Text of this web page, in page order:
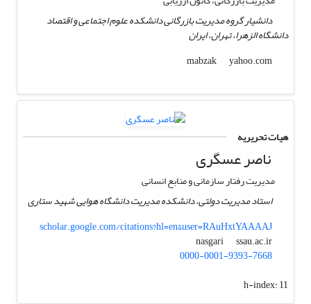
دانشیار گروه مدیریت بازرگانی دانشکده علوم اجتماعی و اقتصاد
دانشگاه الزهرا، تهران، ایران
mabzak
yahoo.com
هیات تحریریه
ناصر عسگری
مدیریت رفتار سازمانی و منابع انسانی
استاد مدیریت دولتی، دانشکده مدیریت دانشگاه هوایی شهید ستاری
scholar.google.com/citations?hl=en&user=RAuHxtYAAAAJ
nasgari
ssau.ac.ir
0000-0001-9393-7668
h-index:11